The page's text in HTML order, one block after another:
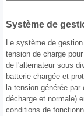
Système de
Le système de
tension de charge
de l'alternateur sous
batterie chargée et
la tension générée
décharge et normale)
conditions de